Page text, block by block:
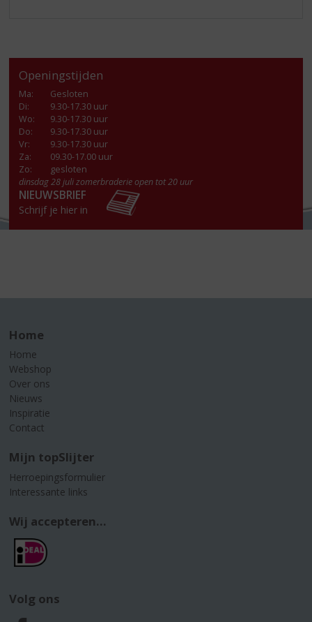
Openingstijden
Ma:
Gesloten
Di:
9.30-17.30 uur
Wo:
9.30-17.30 uur
Do:
9.30-17.30 uur
Vr:
9.30-17.30 uur
Za:
09.30-17.00 uur
Zo:
gesloten
dinsdag 28 juli zomerbraderie open tot 20 uur
NIEUWSBRIEF
Schrijf je hier in
Home
Home
Webshop
Over ons
Nieuws
Inspiratie
Contact
Mijn topSlijter
Herroepingsformulier
Interessante links
Wij accepteren...
Volg ons